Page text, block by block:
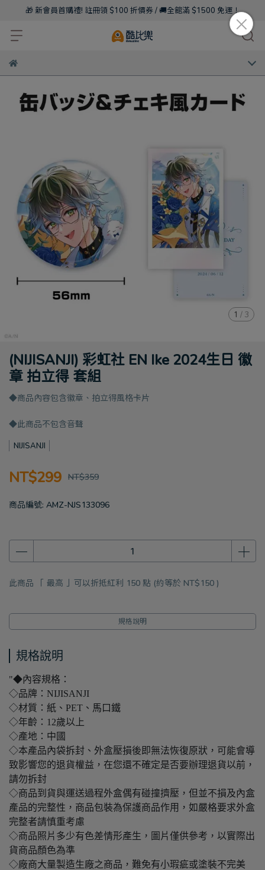
🎁 新會員首購禮! 註冊領 $100 折價券 / 🚚全館滿 $1500 免運！
1 / 3
(NIJISANJI) 彩虹社 EN Ike 2024生日 徽
章 拍立得 套組
◆商品內容包含徽章、拍立得風格卡片
◆此商品不包含音聲
NIJISANJI
NT$299 NT$359
商品編號: AMZ-NJS133096
此商品 「 最高 」可以折抵紅利 150 點 (約等於 NT$150 )
規格說明
規格說明
"◆內容規格：
◇品牌：NIJISANJI
◇材質：紙、PET、馬口鐵
◇年齡：12歲以上
◇產地：中國
◇本產品內袋拆封、外盒壓損後即無法恢復原狀，可能會導
致影響您的退貨權益，在您還不確定是否要辦理退貨以前，
請勿拆封
◇商品到貨與運送過程外盒偶有碰撞擠壓，但並不損及內盒
產品的完整性，商品包裝為保護商品作用，如嚴格要求外盒
完整者請慎重考慮
◇商品照片多少有色差情形產生，圖片僅供參考，以實際出
貨商品顏色為準
◇廠商大量製造生廠之商品，難免有小瑕疵或塗裝不完美